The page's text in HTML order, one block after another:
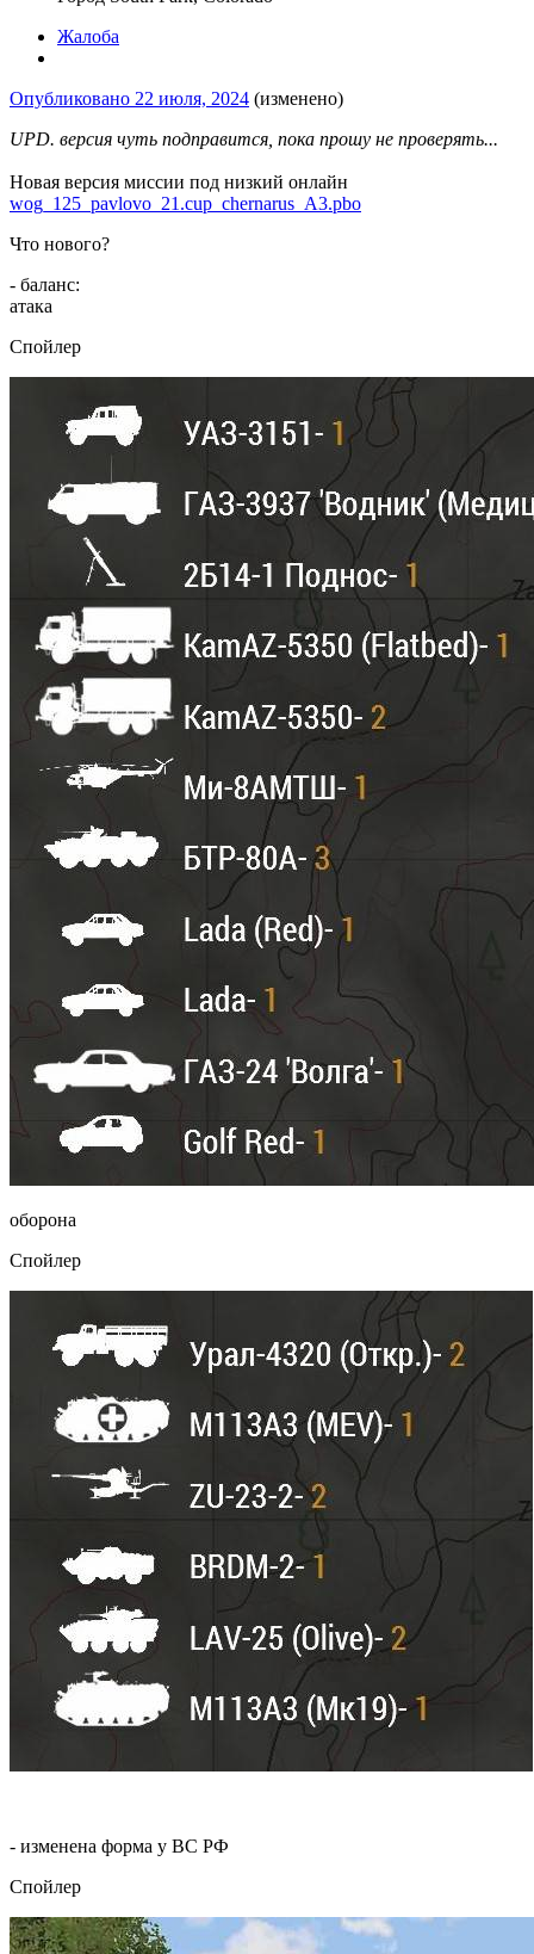
Жалоба
Опубликовано 22 июля, 2024 (изменено)
UPD. версия чуть подправится, пока прошу не проверять...
Новая версия миссии под низкий онлайн
wog_125_pavlovo_21.cup_chernarus_A3.pbo
Что нового?
- баланс:
атака
Спойлер
оборона
Спойлер
- изменена форма у ВС РФ
Спойлер